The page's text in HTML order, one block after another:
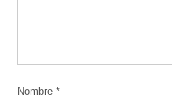
Nombre*